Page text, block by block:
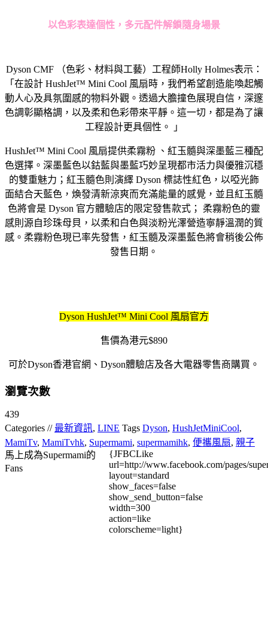
以色彩表達個性，多元配件解鎖隨身場景
Dyson CMF （色彩、材料與工藝）工程師Holly Holmes表示：
「在設計 HushJet™ Mini Cool 風扇時，我們希望創造能喚起觸
動人心及具氛圍感的物料外觀。透過大膽撞色展現自信，深邃
色調彰顯格調，以及柔和色彩帶來平靜。這一切，都是為了讓
工程設計更具個性。 」
HushJet™ Mini Cool 風扇提供柔霧粉 、紅玉髓與深墨藍三種配
色選擇。深墨藍色以鈷藍與墨藍巧妙呈現都市活力與優雅沉穩
的雙重魅力；紅玉髓色則演繹 Dyson 標誌性紅色，以啞光飾
面結合天藍色，煥發清新涼爽而充滿能量的感覺，並且紅玉髓
色將會是 Dyson 官方體驗店的限定發售款式； 柔霧粉色的靈
感則源自珍珠母貝，以柔和白色與淡粉光澤營造寧靜溫潤的質
感。柔霧粉色現已率先發售，紅玉髓及深墨藍色將會稍後公佈
發售日期。
Dyson HushJet™ Mini Cool 風扇官方
售價為港元$890
可於Dyson香港官網、Dyson體驗店及各大電器零售商購買。
瀏覽次數
439
Categories // 最新資訊, LINE Tags Dyson, HushJetMiniCool,
MamiTv, MamiTvhk, Supermami, supermamihk, 便攜風扇, 親子
馬上成為Supermami的
Fans
{JFBCLike
url=http://www.facebook.com/pages/
layout=standard
show_faces=false
show_send_button=false
width=300
action=like
colorscheme=light}